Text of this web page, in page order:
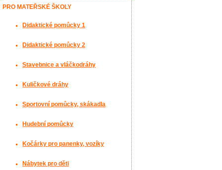
PRO MATEŘSKÉ ŠKOLY
Didaktické pomůcky 1
Didaktické pomůcky 2
Stavebnice a vláčkodráhy
Kuličkové dráhy
Sportovní pomůcky, skákadla
Hudební pomůcky
Kočárky pro panenky, vozíky
Nábytek pro děti